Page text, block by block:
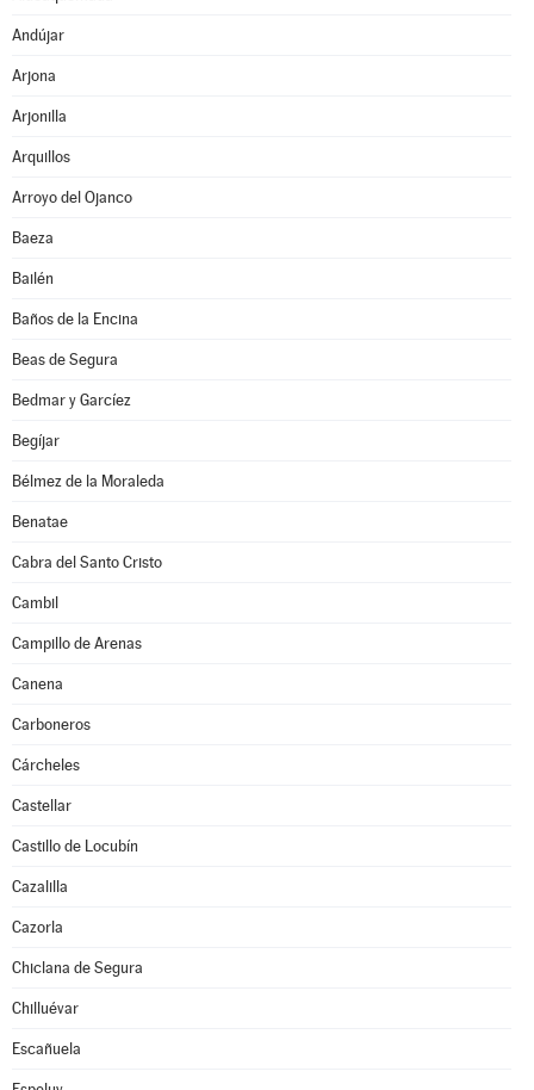
Andújar
Arjona
Arjonilla
Arquillos
Arroyo del Ojanco
Baeza
Bailén
Baños de la Encina
Beas de Segura
Bedmar y Garcíez
Begíjar
Bélmez de la Moraleda
Benatae
Cabra del Santo Cristo
Cambil
Campillo de Arenas
Canena
Carboneros
Cárcheles
Castellar
Castillo de Locubín
Cazalilla
Cazorla
Chiclana de Segura
Chilluévar
Escañuela